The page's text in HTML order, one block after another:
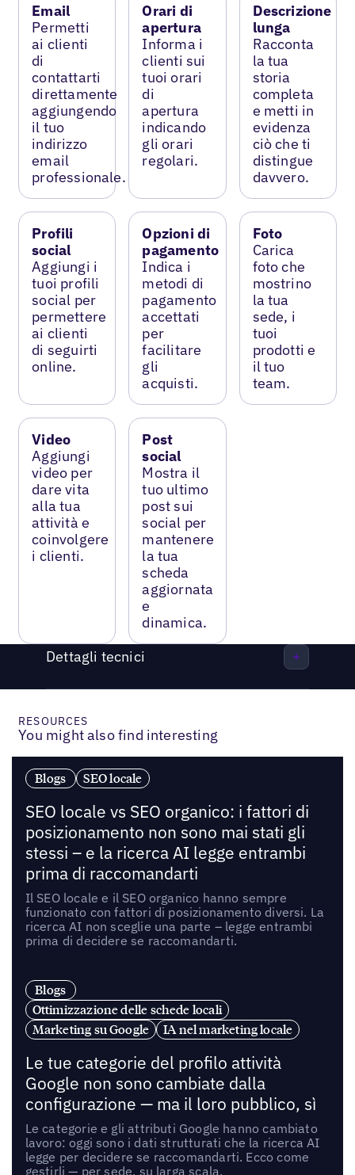
Email
Permetti
ai clienti
di
contattarti
direttamente
aggiungendo
il tuo
indirizzo
email
professionale.
Orari di
apertura
Informa i
clienti sui
tuoi orari
di
apertura
indicando
gli orari
regolari.
Descrizione
lunga
Racconta
la tua
storia
completa
e metti in
evidenza
ciò che ti
distingue
davvero.
Profili
social
Aggiungi i
tuoi profili
social per
permettere
ai clienti
di seguirti
online.
Opzioni di
pagamento
Indica i
metodi di
pagamento
accettati
per
facilitare
gli
acquisti.
Foto
Carica
foto che
mostrino
la tua
sede, i
tuoi
prodotti e
il tuo
team.
Video
Aggiungi
video per
dare vita
alla tua
attività e
coinvolgere
i clienti.
Post
social
Mostra il
tuo ultimo
post sui
social per
mantenere
la tua
scheda
aggiornata
e
dinamica.
Dettagli tecnici
RESOURCES
You might also find interesting
Blogs SEO locale
SEO locale vs SEO organico: i fattori di
posizionamento non sono mai stati gli
stessi – e la ricerca AI legge entrambi
prima di raccomandarti
Il SEO locale e il SEO organico hanno sempre
funzionato con fattori di posizionamento diversi. La
ricerca AI non sceglie una parte – legge entrambi
prima di decidere se raccomandarti.
Blogs
Ottimizzazione delle schede locali
Marketing su Google
IA nel marketing locale
Le tue categorie del profilo attività
Google non sono cambiate dalla
configurazione — ma il loro pubblico, sì
Le categorie e gli attributi Google hanno cambiato
lavoro: oggi sono i dati strutturati che la ricerca AI
legge per decidere se raccomandarti. Ecco come
gestirli — per sede, su larga scala.